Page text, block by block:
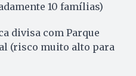
10 famílias)
divisa com Parque
(risco muito alto para